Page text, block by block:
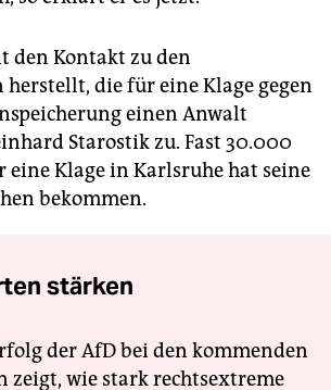
den Kontakt zu den
die für eine Klage gegen
einen Anwalt
Starostik zu. Fast 30.000
Klage in Karlsruhe hat seine
bekommen.
stärken
der AfD bei den kommenden
zeigt, wie stark rechtsextreme